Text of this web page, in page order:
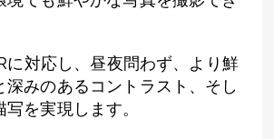
に対応し、昼夜問わず、より鮮
深みのあるコントラスト、そし
を実現します。